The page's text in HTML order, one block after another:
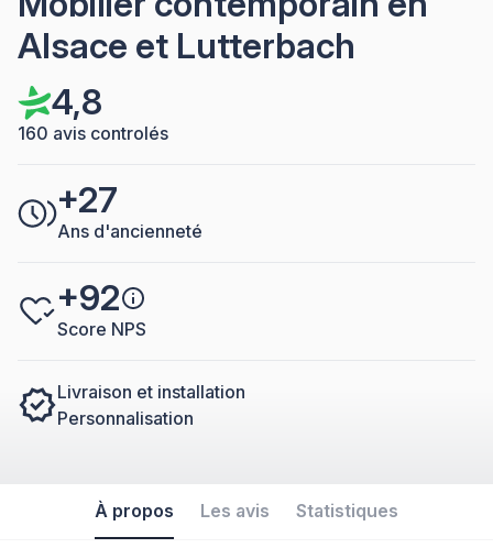
Alsace et Lutterbach
4,8
160 avis controlés
+27
Ans d'ancienneté
+92
Score NPS
Livraison et installation
Personnalisation
À propos Les avis Statistiques